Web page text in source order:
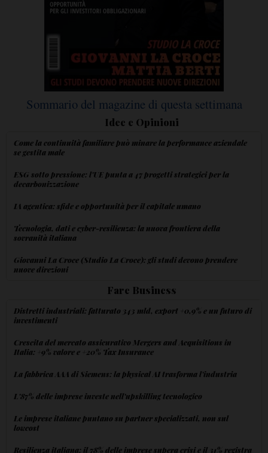
Sommario del magazine di questa settimana
Idee e Opinioni
Come la continuità familiare può minare la performance aziendale
se gestita male
ESG sotto pressione: l'UE punta a 47 progetti strategici per la
decarbonizzazione
IA agentica: sfide e opportunità per il capitale umano
Tecnologia, dati e cyber-resilienza: la nuova frontiera della
sovranità italiana
Giovanni La Croce (Studio La Croce): gli studi devono prendere
nuove direzioni
Fare Business
Distretti industriali: fatturato 343 mld, export +0,9% e un futuro di
investimenti
Crescita del mercato assicurativo Mergers and Acquisitions in
Italia: +9% valore e +20% Tax Insurance
La fabbrica AAA di Siemens: la physical AI trasforma l'industria
L'87% delle imprese investe nell'upskilling tecnologico
Le imprese italiane puntano su partner specializzati, non sul
lowcost
Resilienza italiana: il 78% delle imprese supera crisi e il 31% registra